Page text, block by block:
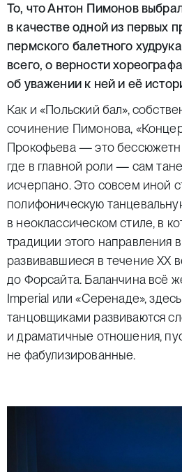
То, что Антон Пимонов
в качестве одной из первых
пермского балетного
всего, о верности
об уважении к ней и её
Как и «Польский бал»,
сочинение Пимонова,
Прокофьева — это
где в главной роли — сам
исчерпано. Это совсем иной
полифоническую
в неоклассическом стиле, в
традиции этого направления
развивавшиеся в течение ХХ
до Форсайта. Баланчина всё
Imperial или «Серенаде»,
танцовщиками развиваются
и драматичные отношения,
не фабулизированные.